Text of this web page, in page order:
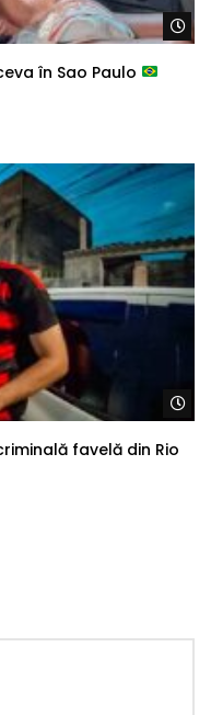
în Sao Paulo
favelă din Rio